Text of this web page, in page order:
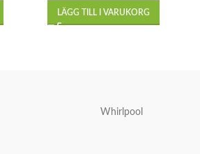
LÄGG TILL I VARUKORG
Whirlpool